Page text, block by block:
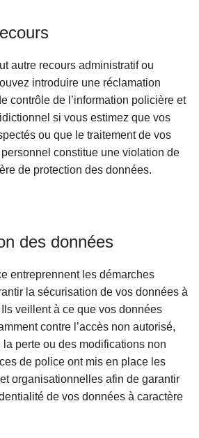
autre recours administratif ou
introduire une réclamation
contrôle de l’information policière et
si vous estimez que vos
ou que le traitement de vos
constitue une violation de
de protection des données.
des données
entreprennent les démarches
la sécurisation de vos données à
veillent à ce que vos données
contre l’accès non autorisé,
la perte ou des modifications non
de police ont mis en place les
organisationnelles afin de garantir
de vos données à caractère